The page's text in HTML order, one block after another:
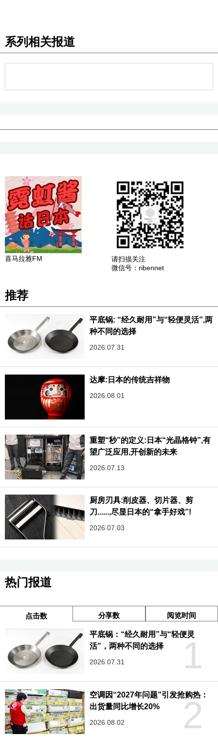
系列相关报道
喜马拉雅FM
请扫描关注
微信号：ribennet
推荐
平底锅: “经久耐用”与“轻便灵活”,两
种不同的选择
2026.07.31
达摩:日本的传统吉祥物
2026.08.01
重塑“秒”的定义:日本“光晶格钟”,有
望广泛应用,开创新的未来
2026.07.13
厨房刃具:削皮器、切片器、剪
刀......,尽显日本的“拿手好戏”!
2026.07.03
热门报道
点击数 分享数 阅览时间
1
平底锅：“经久耐用”与“轻便灵
活”，两种不同的选择
2026.07.31
2
空调因“2027年问题”引发抢购热：
出货量同比增长20%
2026.08.02